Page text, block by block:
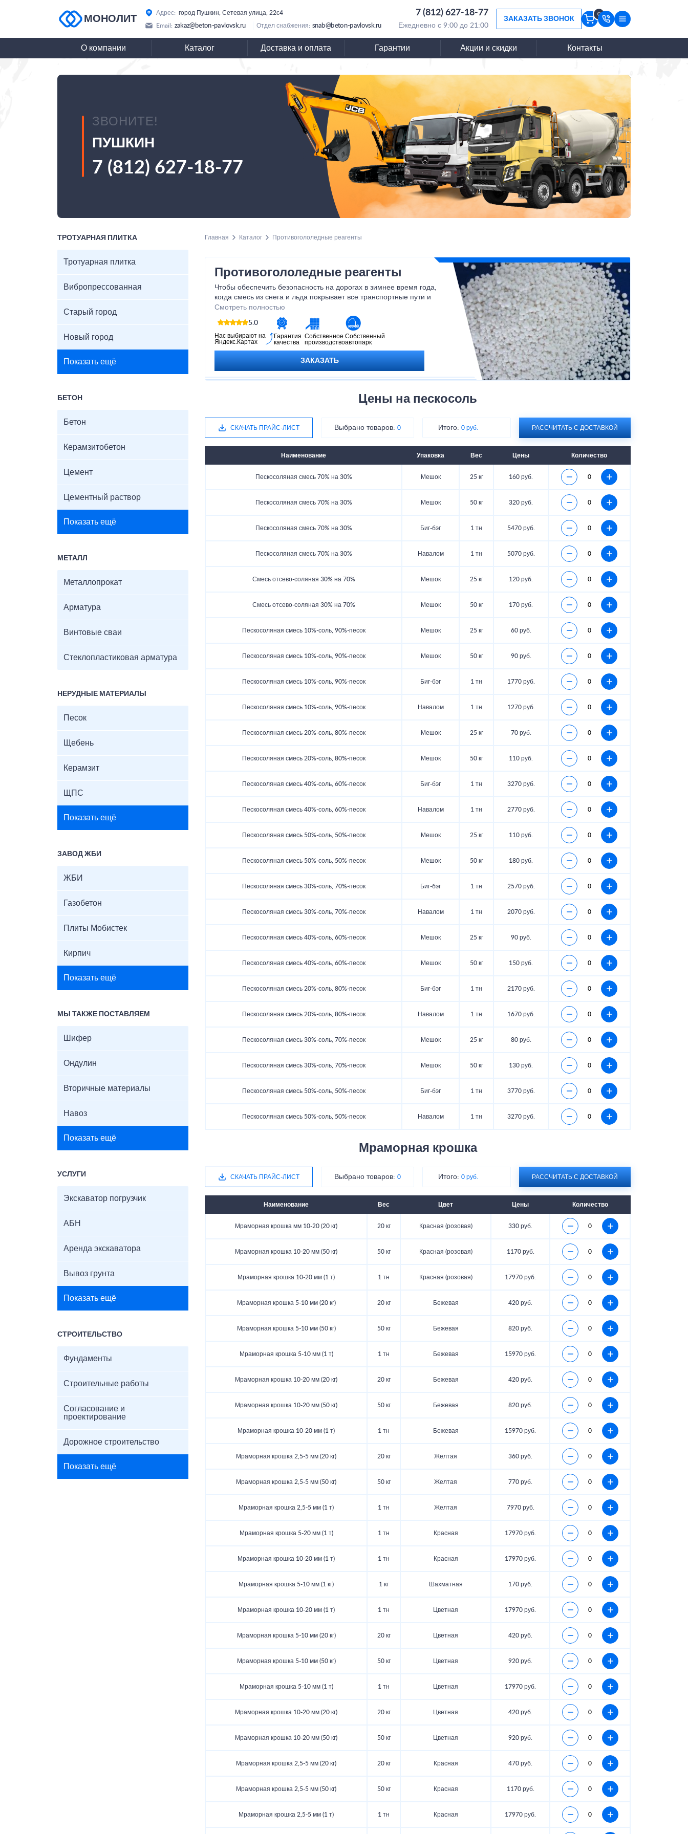
МОНОЛИТ
Адрес: город Пушкин, Сетевая улица, 22с4 7 (812) 627-18-77
Email: zakaz@beton-pavlovsk.ru Отдел снабжения: snab@beton-pavlovsk.ru Ежедневно с 9:00 до 21:00
ЗАКАЗАТЬ ЗВОНОК
0
О компании Каталог Доставка и оплата Гарантии Акции и скидки Контакты
ЗВОНИТЕ!
ПУШКИН
7 (812) 627-18-77
ТРОТУАРНАЯ ПЛИТКА
Тротуарная плитка
Вибропрессованная
Старый город
Новый город
Показать ещё
БЕТОН
Бетон
Керамзитобетон
Цемент
Цементный раствор
Показать ещё
МЕТАЛЛ
Металлопрокат
Арматура
Винтовые сваи
Стеклопластиковая арматура
НЕРУДНЫЕ МАТЕРИАЛЫ
Песок
Щебень
Керамзит
ЩПС
Показать ещё
ЗАВОД ЖБИ
ЖБИ
Газобетон
Плиты Мобистек
Кирпич
Показать ещё
МЫ ТАКЖЕ ПОСТАВЛЯЕМ
Шифер
Ондулин
Вторичные материалы
Навоз
Показать ещё
УСЛУГИ
Экскаватор погрузчик
АБН
Аренда экскаватора
Вывоз грунта
Показать ещё
СТРОИТЕЛЬСТВО
Фундаменты
Строительные работы
Согласование и
проектирование
Дорожное строительство
Показать ещё
Главная Каталог Противогололедные реагенты
Противогололедные реагенты
Чтобы обеспечить безопасность на дорогах в зимнее время года,
когда смесь из снега и льда покрывает все транспортные пути и
пешеходные зоны, необходимо бороться с образовавшейся наледью.
Её уборка вручную или при помощи техники неэффективна. В этой
ситуации на помощь приходят противогололёдные реагенты.
Смотреть полностью
5.0
Нас выбирают на
Яндекс.Картах
Гарантия
качества
Собственное
производство
Собственный
автопарк
ЗАКАЗАТЬ
Цены на пескосоль
СКАЧАТЬ ПРАЙС-ЛИСТ Выбрано товаров: 0 Итого:0 руб. РАССЧИТАТЬ С ДОСТАВКОЙ
Наименование Упаковка Вес Цены Количество
Пескосоляная смесь 70% на 30% Мешок 25 кг 160 руб.
Пескосоляная смесь 70% на 30% Мешок 50 кг 320 руб.
Пескосоляная смесь 70% на 30% Биг-бэг 1 тн 5470 руб.
Пескосоляная смесь 70% на 30% Навалом 1 тн 5070 руб.
Смесь отсево-соляная 30% на 70% Мешок 25 кг 120 руб.
Смесь отсево-соляная 30% на 70% Мешок 50 кг 170 руб.
Пескосоляная смесь 10%-соль, 90%-песок Мешок 25 кг 60 руб.
Пескосоляная смесь 10%-соль, 90%-песок Мешок 50 кг 90 руб.
Пескосоляная смесь 10%-соль, 90%-песок Биг-бэг 1 тн 1770 руб.
Пескосоляная смесь 10%-соль, 90%-песок Навалом 1 тн 1270 руб.
Пескосоляная смесь 20%-соль, 80%-песок Мешок 25 кг 70 руб.
Пескосоляная смесь 20%-соль, 80%-песок Мешок 50 кг 110 руб.
Пескосоляная смесь 40%-соль, 60%-песок Биг-бэг 1 тн 3270 руб.
Пескосоляная смесь 40%-соль, 60%-песок Навалом 1 тн 2770 руб.
Пескосоляная смесь 50%-соль, 50%-песок Мешок 25 кг 110 руб.
Пескосоляная смесь 50%-соль, 50%-песок Мешок 50 кг 180 руб.
Пескосоляная смесь 30%-соль, 70%-песок Биг-бэг 1 тн 2570 руб.
Пескосоляная смесь 30%-соль, 70%-песок Навалом 1 тн 2070 руб.
Пескосоляная смесь 40%-соль, 60%-песок Мешок 25 кг 90 руб.
Пескосоляная смесь 40%-соль, 60%-песок Мешок 50 кг 150 руб.
Пескосоляная смесь 20%-соль, 80%-песок Биг-бэг 1 тн 2170 руб.
Пескосоляная смесь 20%-соль, 80%-песок Навалом 1 тн 1670 руб.
Пескосоляная смесь 30%-соль, 70%-песок Мешок 25 кг 80 руб.
Пескосоляная смесь 30%-соль, 70%-песок Мешок 50 кг 130 руб.
Пескосоляная смесь 50%-соль, 50%-песок Биг-бэг 1 тн 3770 руб.
Пескосоляная смесь 50%-соль, 50%-песок Навалом 1 тн 3270 руб.
Мраморная крошка
СКАЧАТЬ ПРАЙС-ЛИСТ Выбрано товаров: 0 Итого:0 руб. РАССЧИТАТЬ С ДОСТАВКОЙ
Наименование Вес Цвет Цены Количество
Мраморная крошка мм 10-20 (20 кг) 20 кг Красная (розовая) 330 руб.
Мраморная крошка 10-20 мм (50 кг) 50 кг Красная (розовая) 1170 руб.
Мраморная крошка 10-20 мм (1 т) 1 тн Красная (розовая) 17970 руб.
Мраморная крошка 5-10 мм (20 кг) 20 кг Бежевая 420 руб.
Мраморная крошка 5-10 мм (50 кг) 50 кг Бежевая 820 руб.
Мраморная крошка 5-10 мм (1 т) 1 тн Бежевая 15970 руб.
Мраморная крошка 10-20 мм (20 кг) 20 кг Бежевая 420 руб.
Мраморная крошка 10-20 мм (50 кг) 50 кг Бежевая 820 руб.
Мраморная крошка 10-20 мм (1 т) 1 тн Бежевая 15970 руб.
Мраморная крошка 2,5-5 мм (20 кг) 20 кг Желтая 360 руб.
Мраморная крошка 2,5-5 мм (50 кг) 50 кг Желтая 770 руб.
Мраморная крошка 2,5-5 мм (1 т) 1 тн Желтая 7970 руб.
Мраморная крошка 5-20 мм (1 т) 1 тн Красная 17970 руб.
Мраморная крошка 10-20 мм (1 т) 1 тн Красная 17970 руб.
Мраморная крошка 5-10 мм (1 кг) 1 кг Шахматная 170 руб.
Мраморная крошка 10-20 мм (1 т) 1 тн Цветная 17970 руб.
Мраморная крошка 5-10 мм (20 кг) 20 кг Цветная 420 руб.
Мраморная крошка 5-10 мм (50 кг) 50 кг Цветная 920 руб.
Мраморная крошка 5-10 мм (1 т) 1 тн Цветная 17970 руб.
Мраморная крошка 10-20 мм (20 кг) 20 кг Цветная 420 руб.
Мраморная крошка 10-20 мм (50 кг) 50 кг Цветная 920 руб.
Мраморная крошка 2,5-5 мм (20 кг) 20 кг Красная 470 руб.
Мраморная крошка 2,5-5 мм (50 кг) 50 кг Красная 1170 руб.
Мраморная крошка 2,5-5 мм (1 т) 1 тн Красная 17970 руб.